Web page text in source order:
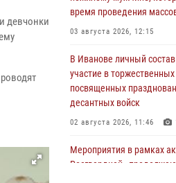
девчонки
время проведения
03 августа 2026, 12:15
В Иванове личный
участие в
посвященных
десантных войск
02 августа 2026, 11:46
Мероприятия в рамках
Росгвардией»